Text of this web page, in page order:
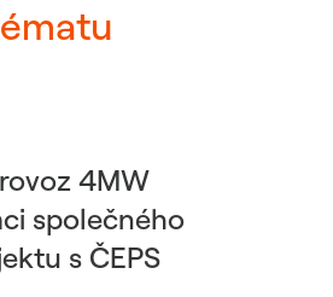
4MW
společného
s ČEPS